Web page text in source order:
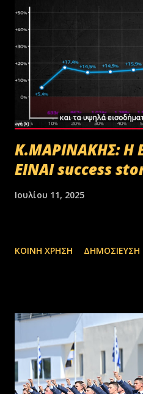
Κ.ΜΑΡΙΝΑΚΗΣ: Η
ΕΙΝΑΙ success
Ιουλίου 11, 2025
ΚΟΙΝΉ ΧΡΉΣΗ ΔΗΜΟΣΊΕΥΣΗ